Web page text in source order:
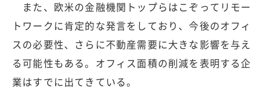
また、欧米の金融機関トップらはこぞってリモー
トワークに肯定的な発言をしており、今後のオフィ
スの必要性、さらに不動産需要に大きな影響を与え
る可能性もある。オフィス面積の削減を表明する企
業はすでに出てきている。